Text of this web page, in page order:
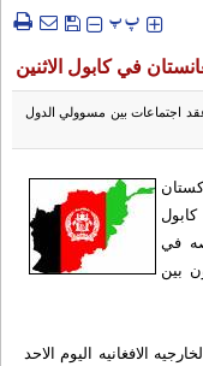
‍‍‍ پپ
في کابول الاثنین
عقد اجتماعات بين مسوولي الدول
في
بين
الافغانيه اليوم الاحد